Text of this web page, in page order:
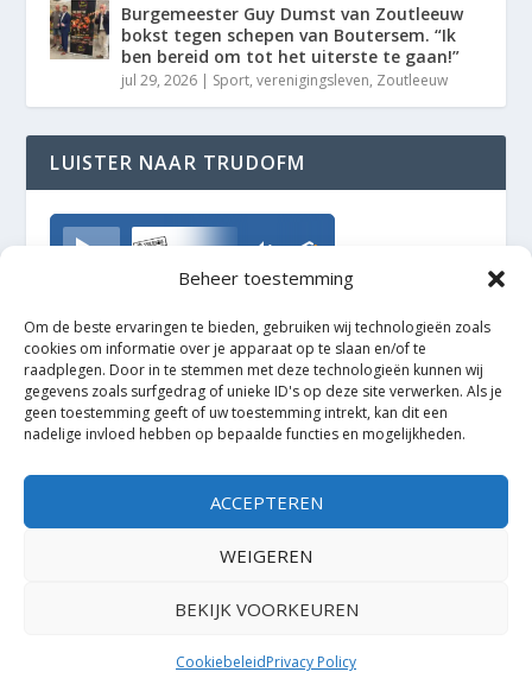
Beheer toestemming
Om de beste ervaringen te bieden, gebruiken wij technologieën zoals
cookies om informatie over je apparaat op te slaan en/of te
raadplegen. Door in te stemmen met deze technologieën kunnen wij
gegevens zoals surfgedrag of unieke ID's op deze site verwerken. Als je
geen toestemming geeft of uw toestemming intrekt, kan dit een
nadelige invloed hebben op bepaalde functies en mogelijkheden.
ACCEPTEREN
WEIGEREN
BEKIJK VOORKEUREN
CookiebeleidPrivacy Policy
Burgemeester Guy Dumst van Zoutleeuw
bokst tegen schepen van Boutersem. “Ik
ben bereid om tot het uiterste te gaan!”
jul 29, 2026 | Sport,verenigingsleven, Zoutleeuw
LUISTER NAAR TRUDOFM
TrudoFM
Elegant Themes| Mogelijk gemaakt door